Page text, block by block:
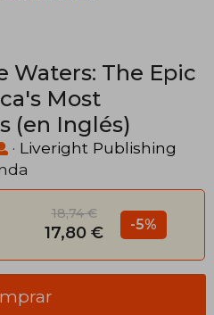
Waters: The Epic
Most
(en Inglés)
· Liveright Publishing
18,74 €
17,80 € -5%